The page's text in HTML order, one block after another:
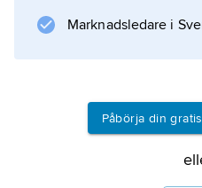
repertoarens stomme.
Information om
Marknadsledare i
Påbörja din